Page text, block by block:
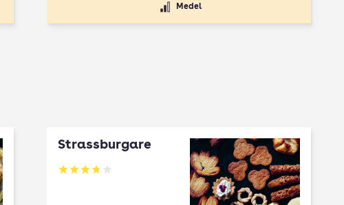
Medel
Strassburgare
Betyg: 3.78 av 5